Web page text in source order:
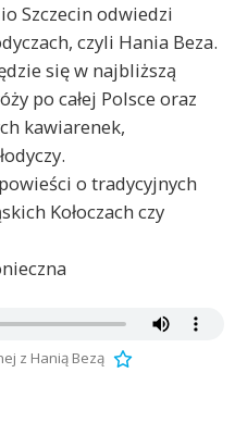
Szczecin odwiedzi
czyli Hania Beza.
się w najbliższą
po całej Polsce oraz
kawiarenek,
o tradycyjnych
Kołoczach czy
z Hanią Bezą